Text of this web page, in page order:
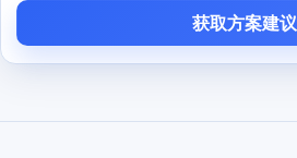
获取方案建议